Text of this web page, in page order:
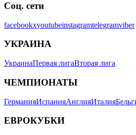
Соц. сети
facebookxyoutubeinstagramtelegramviber
УКРАИНА
УкраинаПервая лигаВторая лига
ЧЕМПИОНАТЫ
ГерманияИспанияАнглияИталия
ЕВРОКУБКИ